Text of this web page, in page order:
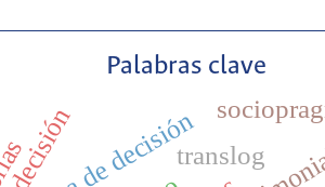
Palabras clave
translog